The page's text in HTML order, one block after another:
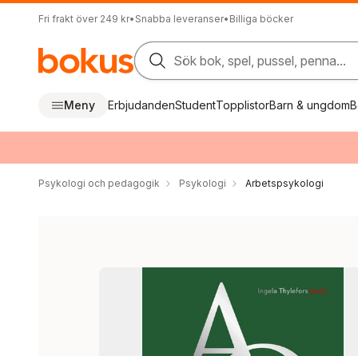
Fri frakt över 249 kr• Snabba leveranser• Billiga böcker
Sök bok, spel, pussel, penna...
Meny ErbjudandenStudentTopplistorBarn & ungdom
Psykologi och pedagogik Psykologi Arbetspsykologi